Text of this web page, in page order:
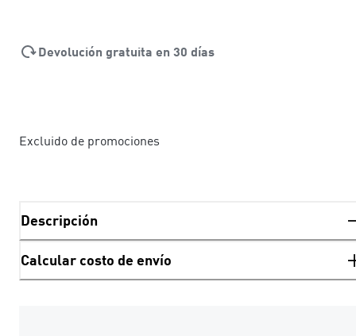
Devolución gratuita en 30 días
Excluido de promociones
Descripción
Calcular costo de envío